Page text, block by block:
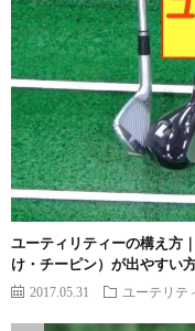
ユーティリティーの構え方
け・チーピン）が出やすい
2017.05.31 ユーテリテ